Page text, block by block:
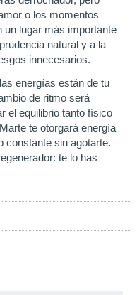
o los momentos
lugar más importante
natural y a la
innecesarios.
energías están de tu
de ritmo será
el equilibrio tanto físico
te otorgará energía
constante sin agotarte.
te lo has